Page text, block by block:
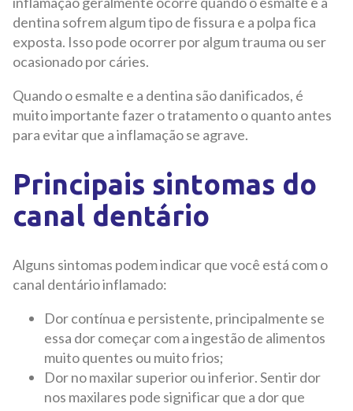
dentina sofrem algum tipo de fissura e a polpa fica
exposta. Isso pode ocorrer por algum trauma ou ser
ocasionado por cáries.
Quando o esmalte e a dentina são danificados, é
muito importante fazer o tratamento o quanto antes
para evitar que a inflamação se agrave.
Principais sintomas do
canal dentário
Alguns sintomas podem indicar que você está com o
canal dentário inflamado:
Dor contínua e persistente, principalmente se
essa dor começar com a ingestão de alimentos
muito quentes ou muito frios;
Dor no maxilar superior ou inferior. Sentir dor
nos maxilares pode significar que a dor que